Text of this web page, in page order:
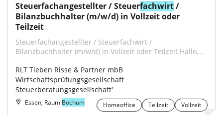
Steuerfachangestellter / Steuerfachwirt /
Bilanzbuchhalter (m/w/d) in Vollzeit oder
Teilzeit
Steuerfachangestellter / Steuerfachwirt /
Bilanzbuchhalter (m/w/d) in Vollzeit oder Teilzeit Hallo,...
RLT Tieben Risse & Partner mbB
Wirtschaftsprüfungsgesellschaft
Steuerberatungsgesellschaft'
Essen, Raum Bochum Homeoffice Teilzeit Vollzeit